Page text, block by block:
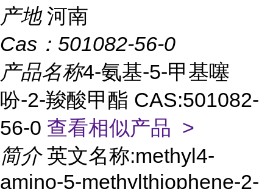
产地 河南
Cas： 501082-56-0
产品名称4-氨基-5-甲基噻
吩-2-羧酸甲酯 CAS:501082-
56-0 查看相似产品 >
简介 英文名称:methyl4-
amino-5-methylthiophene-2-